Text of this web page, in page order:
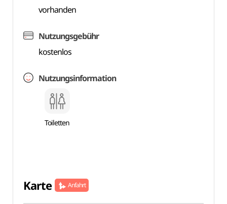
vorhanden
Nutzungsgebühr
kostenlos
Nutzungsinformation
Toiletten
Karte Anfahrt